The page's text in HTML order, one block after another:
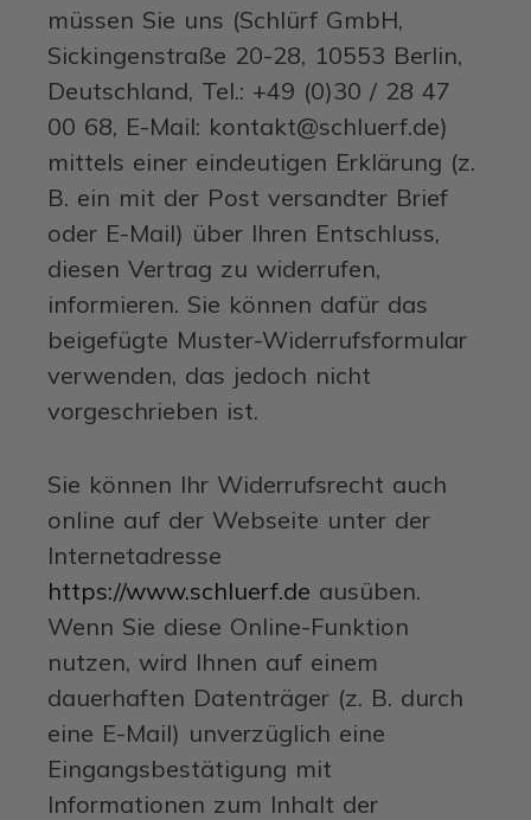
müssen Sie uns (Schlürf GmbH,
Sickingenstraße 20-28, 10553 Berlin,
Deutschland, Tel.: +49 (0)30 / 28 47
00 68, E-Mail: kontakt@schluerf.de)
mittels einer eindeutigen Erklärung (z.
B. ein mit der Post versandter Brief
oder E-Mail) über Ihren Entschluss,
diesen Vertrag zu widerrufen,
informieren. Sie können dafür das
beigefügte Muster-Widerrufsformular
verwenden, das jedoch nicht
vorgeschrieben ist.
Sie können Ihr Widerrufsrecht auch
online auf der Webseite unter der
Internetadresse
https://www.schluerf.de ausüben.
Wenn Sie diese Online-Funktion
nutzen, wird Ihnen auf einem
dauerhaften Datenträger (z. B. durch
eine E-Mail) unverzüglich eine
Eingangsbestätigung mit
Informationen zum Inhalt der